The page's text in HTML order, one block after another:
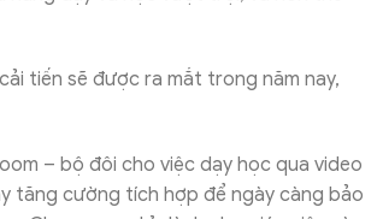
tiến sẽ được ra mắt trong năm nay,
– bộ đôi cho việc dạy học qua video
tăng cường tích hợp để ngày càng bảo